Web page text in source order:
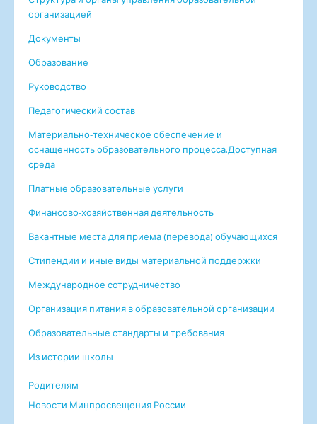
организацией
Документы
Образование
Руководство
Педагогический состав
Материально-техническое обеспечение и
оснащенность образовательного процесса.Доступная
среда
Платные образовательные услуги
Финансово-хозяйственная деятельность
Вакантные меcта для приема (перевода) обучающихся
Стипендии и иные виды материальной поддержки
Международное сотрудничество
Организация питания в образовательной организации
Образовательные стандарты и требования
Из истории школы
Родителям
Новости Минпросвещения России